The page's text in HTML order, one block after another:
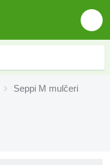
Seppi M mulčeri